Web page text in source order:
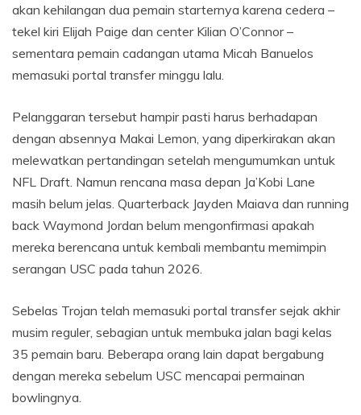
akan kehilangan dua pemain starternya karena cedera –
tekel kiri Elijah Paige dan center Kilian O’Connor –
sementara pemain cadangan utama Micah Banuelos
memasuki portal transfer minggu lalu.
Pelanggaran tersebut hampir pasti harus berhadapan
dengan absennya Makai Lemon, yang diperkirakan akan
melewatkan pertandingan setelah mengumumkan untuk
NFL Draft. Namun rencana masa depan Ja’Kobi Lane
masih belum jelas. Quarterback Jayden Maiava dan running
back Waymond Jordan belum mengonfirmasi apakah
mereka berencana untuk kembali membantu memimpin
serangan USC pada tahun 2026.
Sebelas Trojan telah memasuki portal transfer sejak akhir
musim reguler, sebagian untuk membuka jalan bagi kelas
35 pemain baru. Beberapa orang lain dapat bergabung
dengan mereka sebelum USC mencapai permainan
bowlingnya.